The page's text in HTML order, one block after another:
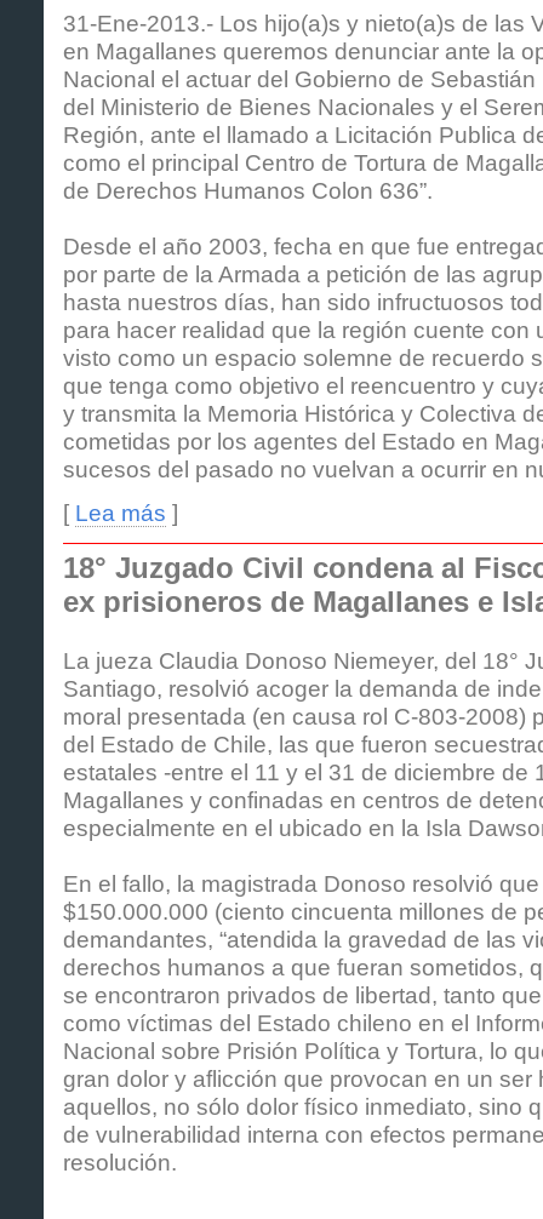
31-Ene-2013.- Los hijo(a)s y nieto(a)s de las
en Magallanes queremos denunciar ante la
Nacional el actuar del Gobierno de
del Ministerio de Bienes Nacionales y el
Región, ante el llamado a Licitación Publica
como el principal Centro de Tortura de
de Derechos Humanos Colon 636”.
Desde el año 2003, fecha en que fue
por parte de la Armada a petición de las
hasta nuestros días, han sido infructuosos
para hacer realidad que la región cuente con
visto como un espacio solemne de recuerdo
que tenga como objetivo el reencuentro y
y transmita la Memoria Histórica y Colectiva
cometidas por los agentes del Estado en
sucesos del pasado no vuelvan a ocurrir en
[ Lea más ]
18° Juzgado Civil condena al
ex prisioneros de Magallanes e
La jueza Claudia Donoso Niemeyer, del 18°
Santiago, resolvió acoger la demanda de
moral presentada (en causa rol C-803-2008)
del Estado de Chile, las que fueron
estatales -entre el 11 y el 31 de diciembre de
Magallanes y confinadas en centros de
especialmente en el ubicado en la Isla
En el fallo, la magistrada Donoso resolvió
$150.000.000 (ciento cincuenta millones de
demandantes, “atendida la gravedad de las
derechos humanos a que fueran sometidos,
se encontraron privados de libertad, tanto
como víctimas del Estado chileno en el
Nacional sobre Prisión Política y Tortura, lo
gran dolor y aflicción que provocan en un ser
aquellos, no sólo dolor físico inmediato, sino
de vulnerabilidad interna con efectos
resolución.